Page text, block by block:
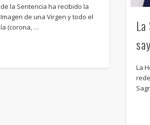
La
la Sentencia ha recibido la
de una Virgen y todo el
(corona, …